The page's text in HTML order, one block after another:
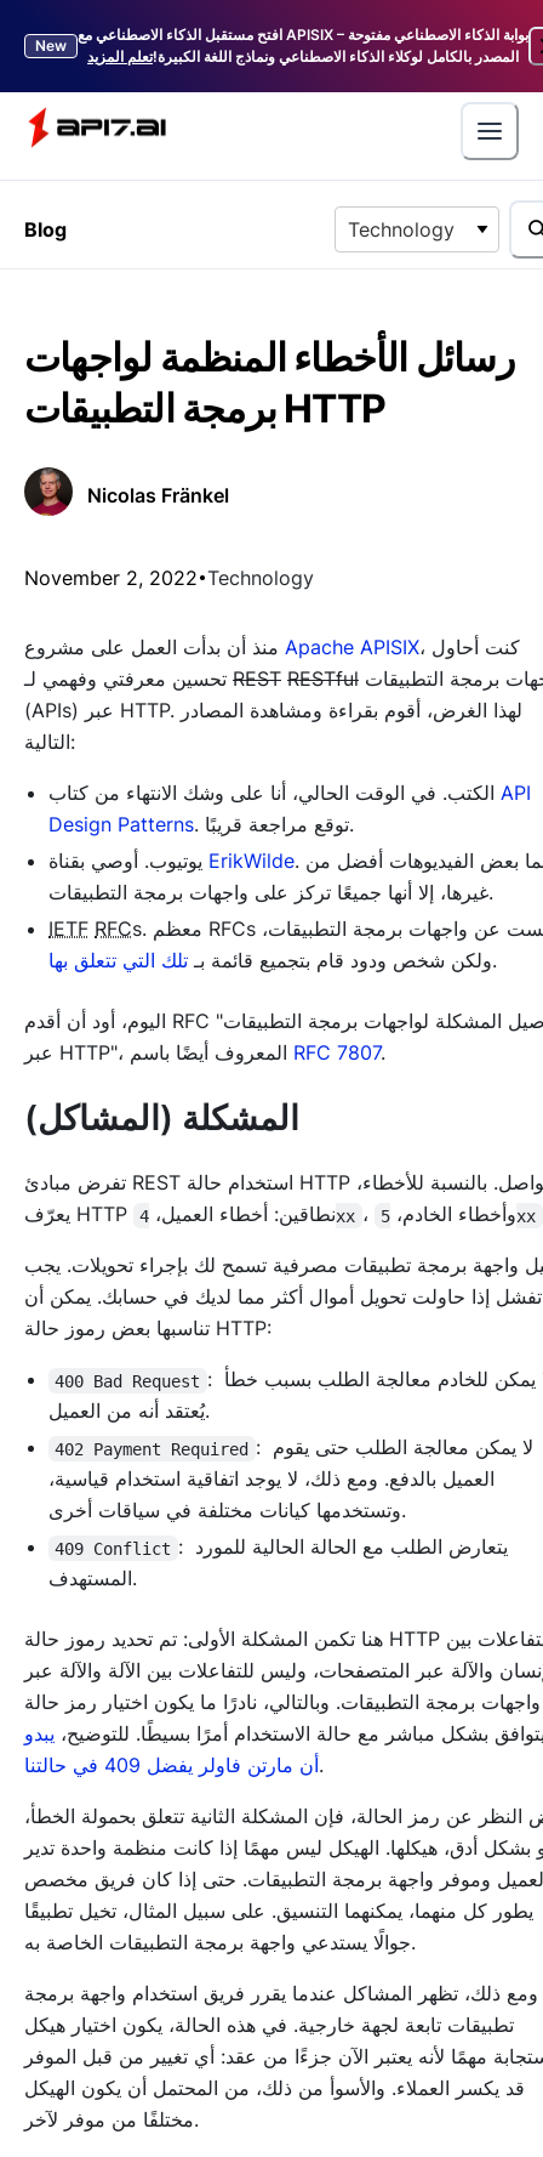
New
افتح مستقبل الذكاء الاصطناعي مع APISIX – بوابة الذكاء الاصطناعي مفتوحة
المصدر بالكامل لوكلاء الذكاء الاصطناعي ونماذج اللغة الكبيرة!تعلم المزيد
Blog Technology
رسائل الأخطاء المنظمة لواجهات
برمجة التطبيقات HTTP
Nicolas Fränkel
November 2, 2022 Technology
Apache APISIX، كنت أحاول
REST RESTful
(APIs) عبر HTTP. لهذا الغرض، أقوم بقراءة ومشاهدة المصادر
التالية:
API
Design Patterns
. توقع مراجعة قريبًا.
ErikWilde. بينما بعض الفيديوهات أفضل من
غيرها، إلا أنها جميعًا تركز على واجهات برمجة التطبيقات.
IETF RFCs. معظم RFCs ليست عن واجهات برمجة التطبيقات،
ولكن شخص ودود قام بتجميع قائمة بـ تلك التي تتعلق بها .
اليوم، أود أن أقدم RFC "تفاصيل المشكلة لواجهات برمجة التطبيقات
RFC 7807.
المشكلة (المشاكل)
تفرض مبادئ REST استخدام حالة HTTP للتواصل. بالنسبة للأخطاء،
يعرّف HTTP نطاقين: أخطاء العميل،4xx ، وأخطاء الخادم،5xx
واجهة برمجة تطبيقات مصرفية تسمح لك بإجراء تحويلات. يجب
إذا حاولت تحويل أموال أكثر مما لديك في حسابك. يمكن أن
تناسبها بعض رموز حالة HTTP:
400 Bad Request : لا يمكن للخادم معالجة الطلب بسبب خطأ
يُعتقد أنه من العميل.
402 Payment Required : لا يمكن معالجة الطلب حتى يقوم
العميل بالدفع. ومع ذلك، لا يوجد اتفاقية استخدام قياسية،
وتستخدمها كيانات مختلفة في سياقات أخرى.
409 Conflict : يتعارض الطلب مع الحالة الحالية للمورد
المستهدف.
هنا تكمن المشكلة الأولى: تم تحديد رموز حالة HTTP للتفاعلات بين
والآلة عبر المتصفحات، وليس للتفاعلات بين الآلة والآلة عبر
واجهات برمجة التطبيقات. وبالتالي، نادرًا ما يكون اختيار رمز حالة
بشكل مباشر مع حالة الاستخدام أمرًا بسيطًا. للتوضيح، يبدو
أن مارتن فاولر يفضل 409 في حالتنا.
النظر عن رمز الحالة، فإن المشكلة الثانية تتعلق بحمولة الخطأ،
بشكل أدق، هيكلها. الهيكل ليس مهمًا إذا كانت منظمة واحدة تدير
وموفر واجهة برمجة التطبيقات. حتى إذا كان فريق مخصص
يطور كل منهما، يمكنهما التنسيق. على سبيل المثال، تخيل تطبيقًا
جوالًا يستدعي واجهة برمجة التطبيقات الخاصة به.
ومع ذلك، تظهر المشاكل عندما يقرر فريق استخدام واجهة برمجة
تطبيقات تابعة لجهة خارجية. في هذه الحالة، يكون اختيار هيكل
مهمًا لأنه يعتبر الآن جزءًا من عقد: أي تغيير من قبل الموفر
قد يكسر العملاء. والأسوأ من ذلك، من المحتمل أن يكون الهيكل
مختلفًا من موفر لآخر.